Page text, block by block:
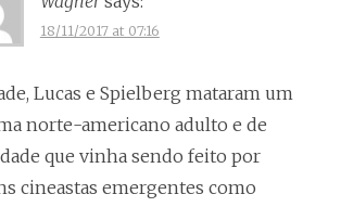
18/11/2017 at 07:16
Lucas e Spielberg mataram um
norte-americano adulto e de
que vinha sendo feito por
cineastas emergentes como